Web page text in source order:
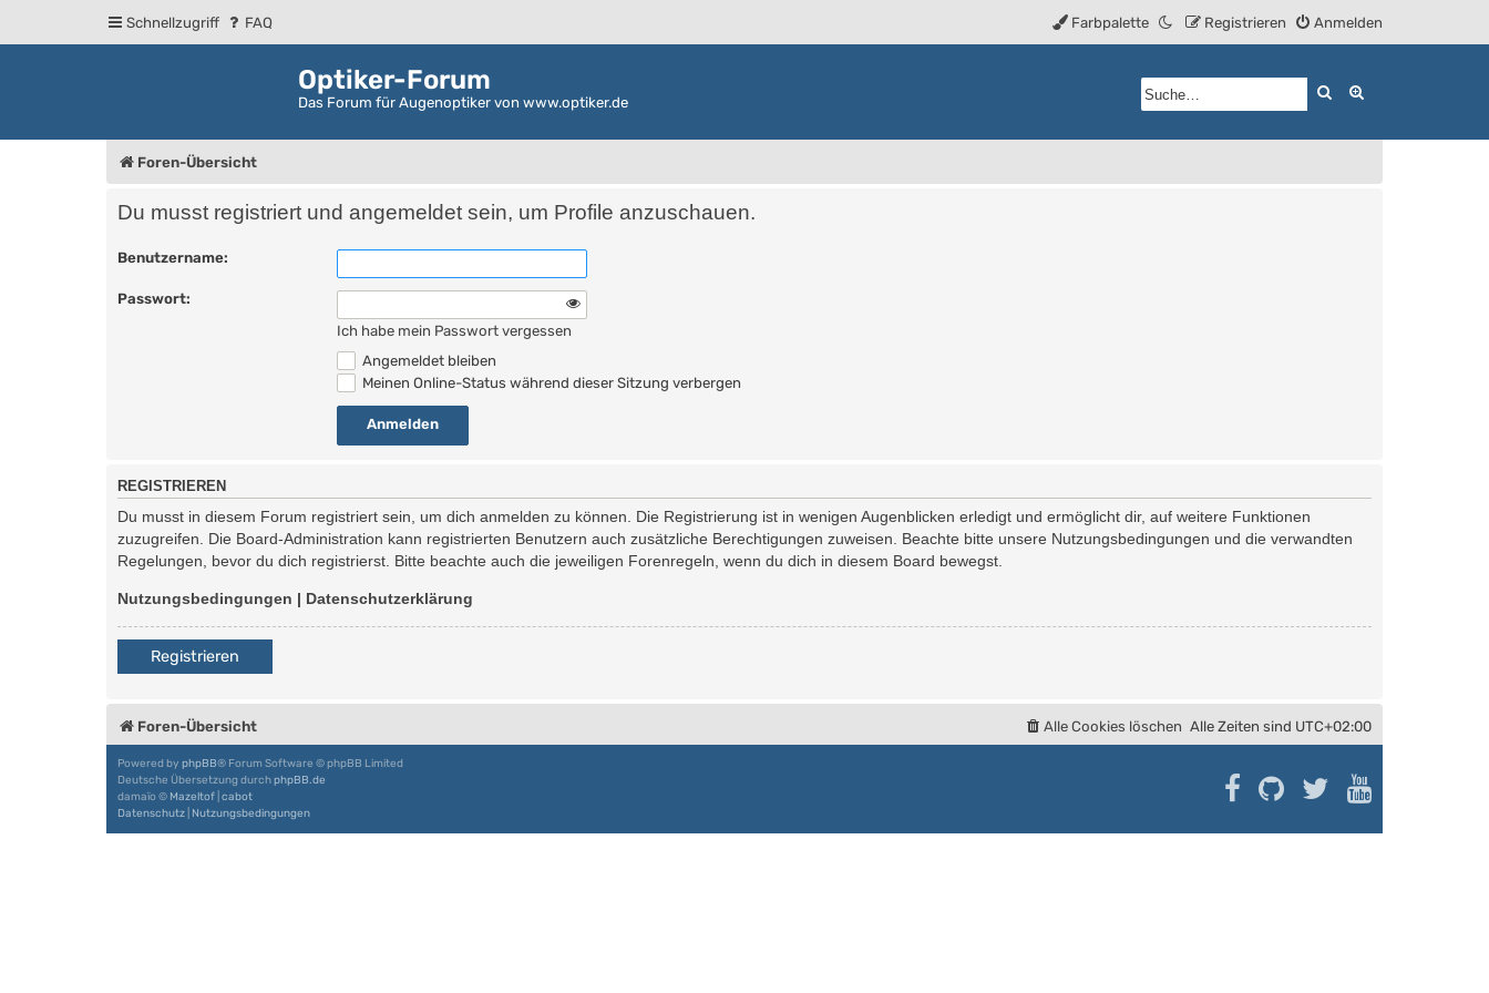
Schnellzugriff FAQ Anmelden
Registrieren
Farbpalette
Optiker-Forum
Das Forum für Augenoptiker von www.optiker.de
Suche
Foren-Übersicht
Du musst registriert und angemeldet sein, um Profile anzuschauen.
Benutzername:
Passwort:
Ich habe mein Passwort vergessen
Angemeldet bleiben
Meinen Online-Status während dieser Sitzung verbergen
REGISTRIEREN
Du musst in diesem Forum registriert sein, um dich anmelden zu können. Die Registrierung ist in wenigen Augenblicken erledigt und ermöglicht dir, auf weitere Funktionen
zuzugreifen. Die Board-Administration kann registrierten Benutzern auch zusätzliche Berechtigungen zuweisen. Beachte bitte unsere Nutzungsbedingungen und die verwandten
Regelungen, bevor du dich registrierst. Bitte beachte auch die jeweiligen Forenregeln, wenn du dich in diesem Board bewegst.
Nutzungsbedingungen | Datenschutzerklärung
Registrieren
Foren-Übersicht Alle Zeiten sind UTC+02:00
Alle Cookies löschen
Powered by phpBB® Forum Software © phpBB Limited
Deutsche Übersetzung durchphpBB.de
damaïo © Mazeltof cabot
Datenschutz Nutzungsbedingungen